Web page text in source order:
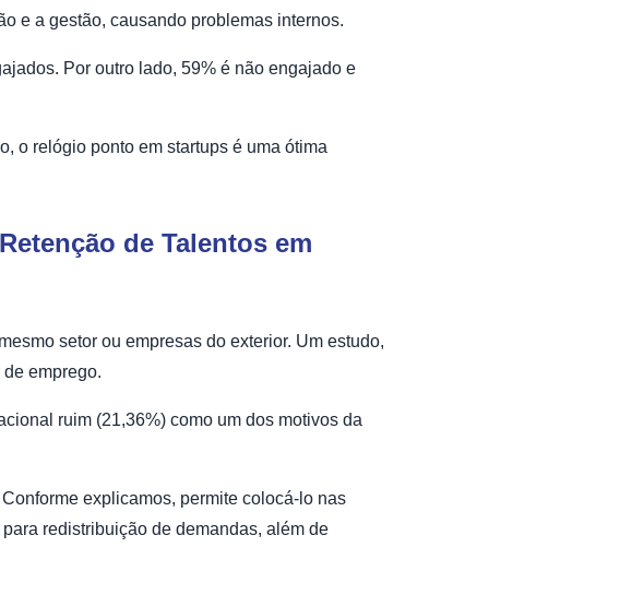
e a gestão, causando problemas internos.
Por outro lado, 59% é não engajado e
o relógio ponto em startups é uma ótima
de Talentos em
setor ou empresas do exterior. Um estudo,
emprego.
ruim (21,36%) como um dos motivos da
explicamos, permite colocá-lo nas
redistribuição de demandas, além de